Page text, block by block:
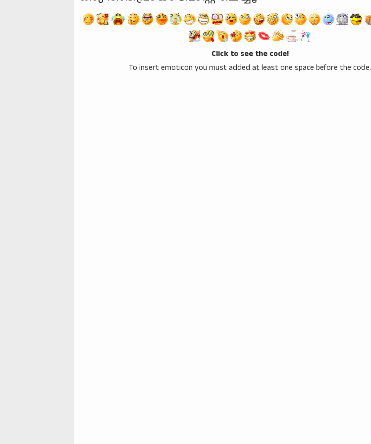
Click to see the code!
To insert emoticon you must added at least one space before the code.